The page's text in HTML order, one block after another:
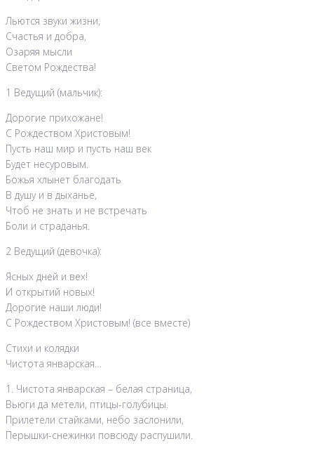
Льются звуки жизни,
Счастья и добра,
Озаряя мысли
Светом Рождества!
1 Ведущий (мальчик):
Дорогие прихожане!
С Рождеством Христовым!
Пусть наш мир и пусть наш век
Будет несуровым.
Божья хлынет благодать
В душу и в дыханье,
Чтоб не знать и не встречать
Боли и страданья.
2 Ведущий (девочка):
Ясных дней и вех!
И открытий новых!
Дорогие наши люди!
С Рождеством Христовым! (все вместе)
Стихи и колядки
Чистота январская…
1. Чистота январская – белая страница,
Вьюги да метели, птицы-голубицы.
Прилетели стайками, небо заслонили,
Перышки-снежинки повсюду распушили.